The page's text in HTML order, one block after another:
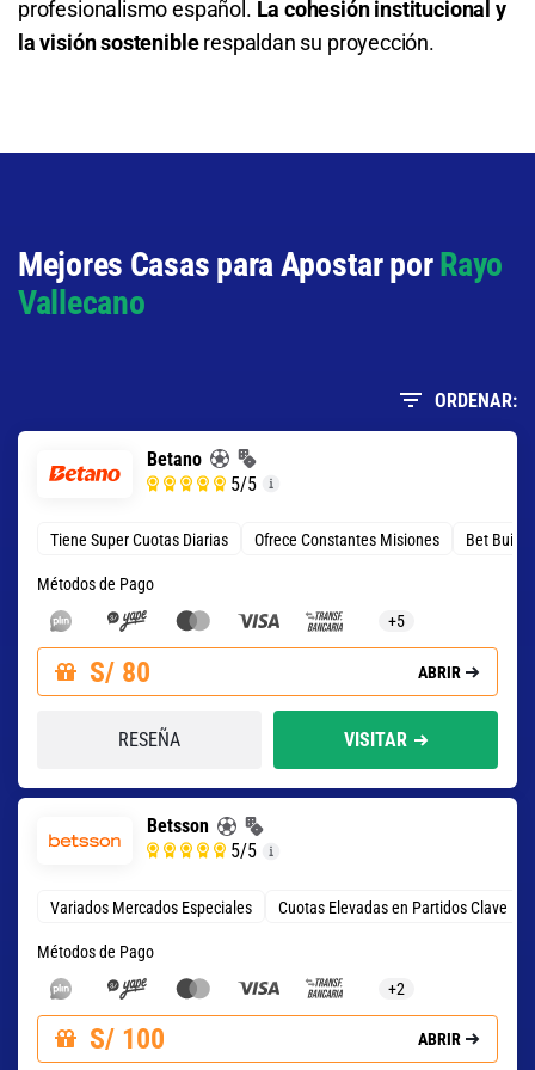
profesionalismo español. La cohesión institucional y
la visión sosteniblerespaldan su proyección.
Mejores Casas para Apostar porRayo
Vallecano
ORDENAR:
Betano
5/5
Tiene Super Cuotas Diarias Ofrece Constantes Misiones Bet
Métodos de Pago
+5
S/ 80 ABRIR
RESEÑA VISITAR
Betsson
5/5
Variados Mercados Especiales Cuotas Elevadas en Partidos Clave
Métodos de Pago
+2
S/ 100 ABRIR